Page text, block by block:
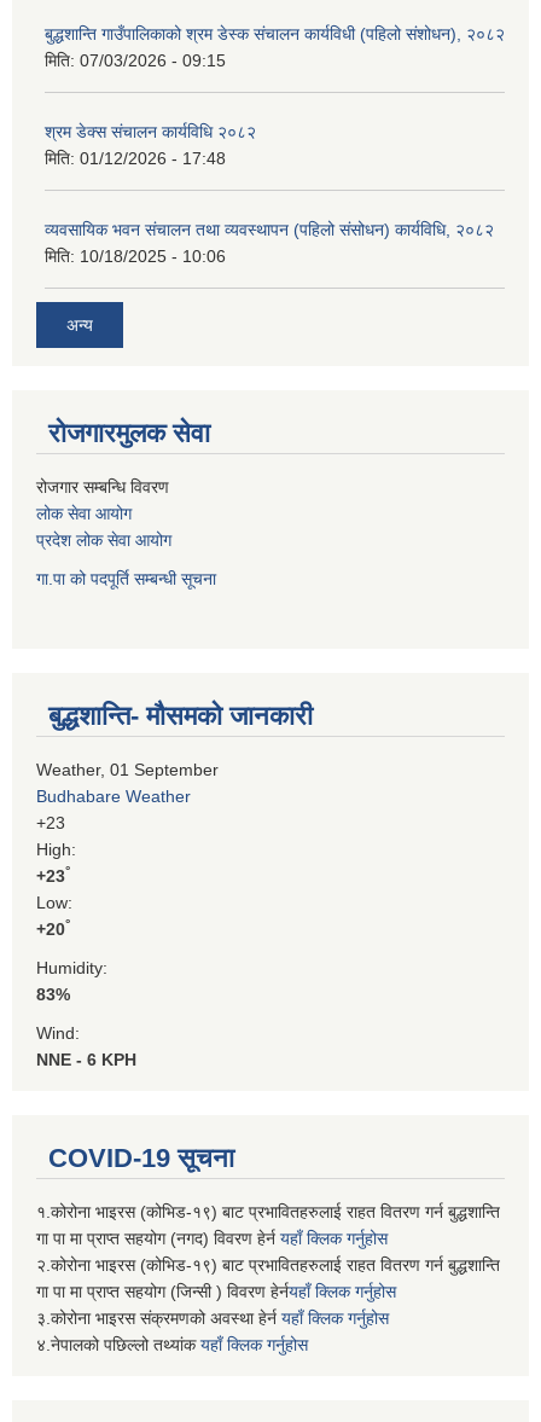
बुद्धशान्ति गाउँपालिकाको श्रम डेस्क संचालन कार्यविधी (पहिलो संशोधन), २०८२
मिति: 07/03/2026 - 09:15
श्रम डेक्स संचालन कार्यविधि २०८२
मिति: 01/12/2026 - 17:48
व्यवसायिक भवन संचालन तथा व्यवस्थापन (पहिलो संसोधन) कार्यविधि, २०८२
मिति: 10/18/2025 - 10:06
अन्य
रोजगारमुलक सेवा
रोजगार सम्बन्धि विवरण
लोक सेवा आयोग
प्रदेश लोक सेवा आयोग
गा.पा को पदपूर्ति सम्बन्धी सूचना
बुद्धशान्ति- मौसमको जानकारी
Weather, 01 September
Budhabare Weather
+23
High:
+23°
Low:
+20°
Humidity:
83%
Wind:
NNE - 6 KPH
COVID-19 सूचना
१.कोरोना भाइरस (कोभिड-१९) बाट प्रभावितहरुलाई राहत वितरण गर्न बुद्धशान्ति
गा पा मा प्राप्त सहयोग (नगद) विवरण हेर्न यहाँ क्लिक गर्नुहोस
२.कोरोना भाइरस (कोभिड-१९) बाट प्रभावितहरुलाई राहत वितरण गर्न बुद्धशान्ति
गा पा मा प्राप्त सहयोग (जिन्सी ) विवरण हेर्नयहाँ क्लिक गर्नुहोस
३.कोरोना भाइरस संक्रमणको अवस्था हेर्न यहाँ क्लिक गर्नुहोस
४.नेपालको पछिल्लो तथ्यांकयहाँ क्लिक गर्नुहोस